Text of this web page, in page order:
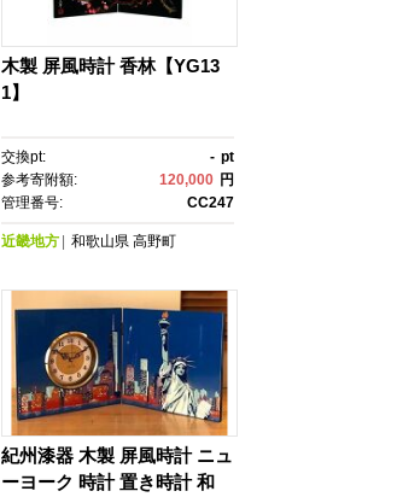
木製 屏風時計 香林【YG13
1】
交換pt: - pt
参考寄附額:
120,000 円
管理番号:
CC247
近畿地方 和歌山県 高野町
紀州漆器 木製 屏風時計 ニュ
ーヨーク 時計 置き時計 和